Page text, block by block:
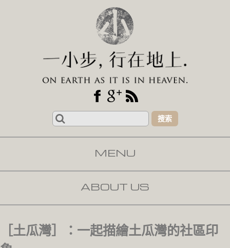
Search
for:
MENU
SKIP TO CONTENT
ABOUT US
［土瓜灣］：一起描繪土瓜灣的社區印